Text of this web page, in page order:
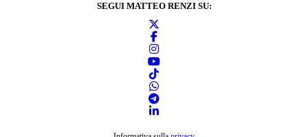
SEGUI MATTEO RENZI SU: